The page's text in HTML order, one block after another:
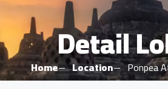
Detail
Home Location Ponpea